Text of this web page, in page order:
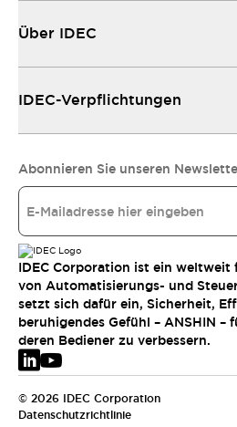
Über IDEC
IDEC-Verpflichtungen
Abonnieren Sie unseren
IDEC Corporation ist ein
von Automatisierungs- und
setzt sich dafür ein, Sicherheit,
beruhigendes Gefühl – ANSHIN –
deren Bediener zu verbessern.
© 2026 IDEC Corporation
Datenschutzrichtlinie